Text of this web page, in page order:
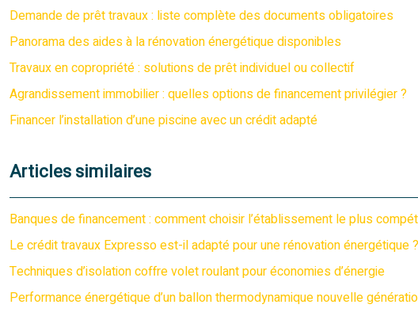
Demande de prêt travaux : liste complète des documents obligatoires
Panorama des aides à la rénovation énergétique disponibles
Travaux en copropriété : solutions de prêt individuel ou collectif
Agrandissement immobilier : quelles options de financement privilégier ?
Financer l’installation d’une piscine avec un crédit adapté
Articles similaires
Banques de financement : comment choisir l’établissement le plus
Le crédit travaux Expresso est-il adapté pour une rénovation énergétique ?
Techniques d’isolation coffre volet roulant pour économies d’énergie
Performance énergétique d’un ballon thermodynamique nouvelle